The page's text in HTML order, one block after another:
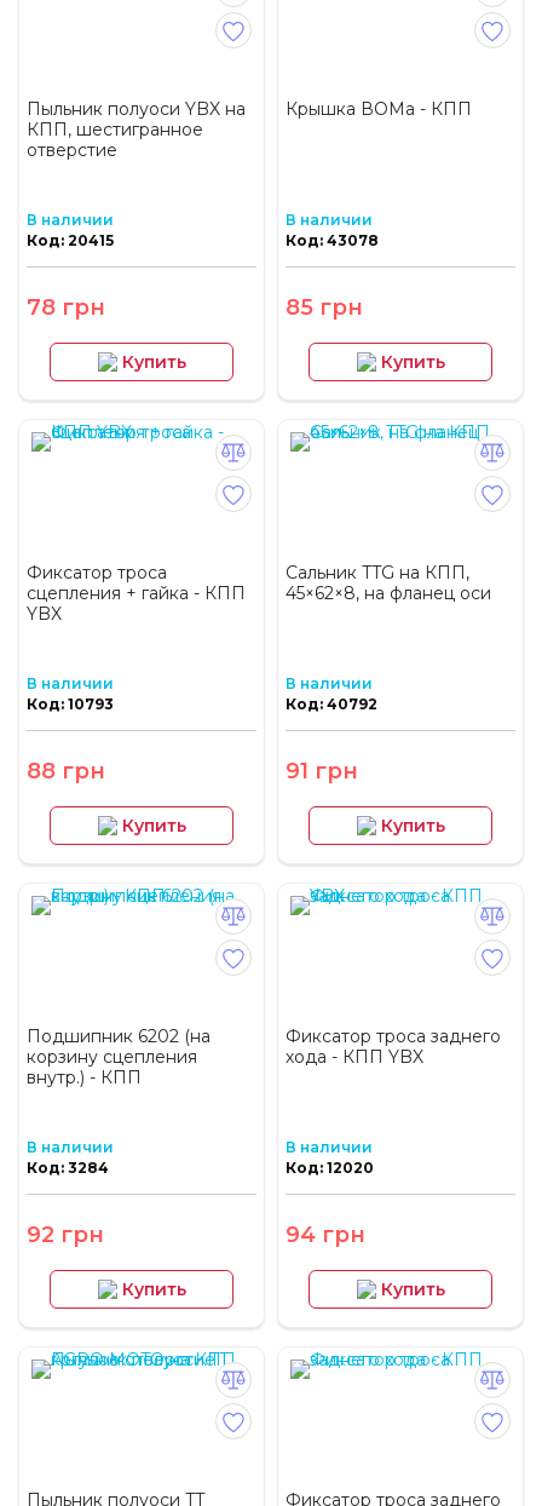
Пыльник полуоси YBX на
КПП, шестигранное
отверстие
В наличии
Код: 20415
78 грн
Купить
Крышка ВОМа - КПП
В наличии
Код: 43078
85 грн
Купить
Фиксатор троса
сцепления + гайка - КПП
YBX
В наличии
Код: 10793
88 грн
Купить
Сальник TTG на КПП,
45×62×8, на фланец оси
В наличии
Код: 40792
91 грн
Купить
Подшипник 6202 (на
корзину сцепления
внутр.) - КПП
В наличии
Код: 3284
92 грн
Купить
Фиксатор троса заднего
хода - КПП YBX
В наличии
Код: 12020
94 грн
Купить
Пыльник полуоси TT
Фиксатор троса заднего